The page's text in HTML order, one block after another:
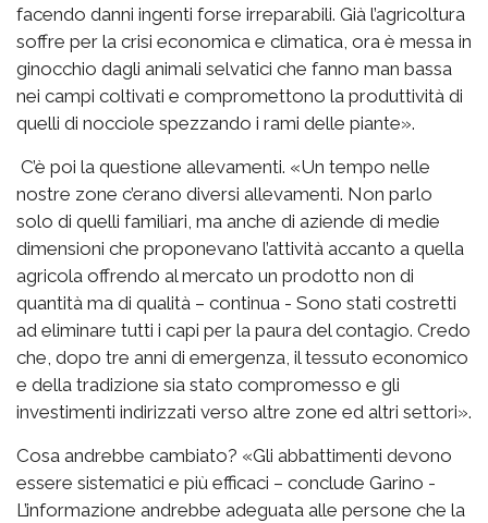
facendo danni ingenti forse irreparabili. Già l’agricoltura
soffre per la crisi economica e climatica, ora è messa in
ginocchio dagli animali selvatici che fanno man bassa
nei campi coltivati e compromettono la produttività di
quelli di nocciole spezzando i rami delle piante».
C’è poi la questione allevamenti. «Un tempo nelle
nostre zone c’erano diversi allevamenti. Non parlo
solo di quelli familiari, ma anche di aziende di medie
dimensioni che proponevano l’attività accanto a quella
agricola offrendo al mercato un prodotto non di
quantità ma di qualità – continua - Sono stati costretti
ad eliminare tutti i capi per la paura del contagio. Credo
che, dopo tre anni di emergenza, il tessuto economico
e della tradizione sia stato compromesso e gli
investimenti indirizzati verso altre zone ed altri settori».
Cosa andrebbe cambiato? «Gli abbattimenti devono
essere sistematici e più efficaci – conclude Garino -
L’informazione andrebbe adeguata alle persone che la